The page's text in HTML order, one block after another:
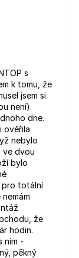
s
k tomu, že
jsem si
není).
dne.
ověřila
nebylo
ve dvou
bylo
pro totální
že
hodin.
ním -
pěkný